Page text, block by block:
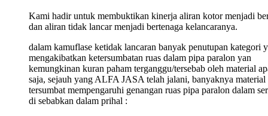
Kami hadir untuk membuktikan kinerja aliran kotor menjadi
dan aliran tidak lancar menjadi bertenaga kelancaranya.
dalam kamuflase ketidak lancaran banyak penutupan kategori
mengakibatkan ketersumbatan ruas dalam pipa paralon yan
kemungkinan kuran paham terganggu/tersebab oleh material
saja, sejauh yang ALFA JASA telah jalani, banyaknya material
tersumbat mempengaruhi genangan ruas pipa paralon dalam
di sebabkan dalam prihal :